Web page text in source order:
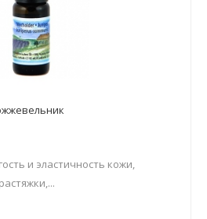
и эластичность кожи,